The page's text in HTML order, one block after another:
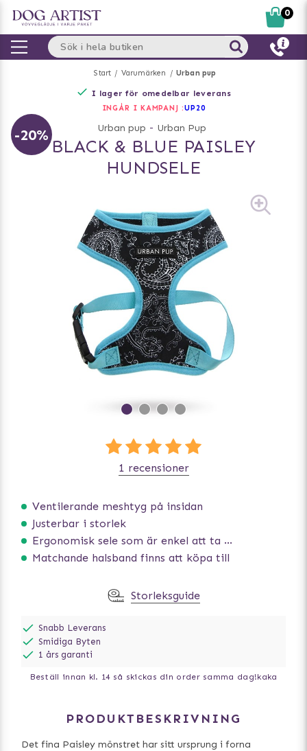
Start Varumärken Urban pup
I lager för omedelbar leverans
INGÅR I KAMPANJ :UP20
-20% Urban pup - Urban Pup
BLACK & BLUE PAISLEY
HUNDSELE
Ventilerande meshtyg på insidan
Justerbar i storlek
Ergonomisk sele som är enkel att ta på och av
Matchande halsband finns att köpa till
1 recensioner
Storleksguide
Snabb Leverans
Smidiga Byten
1 års garanti
Beställ innan kl. 14 så skickas din order samma dag!kaka
PRODUKTBESKRIVNING
Det fina Paisley mönstret har sitt ursprung i forna
0